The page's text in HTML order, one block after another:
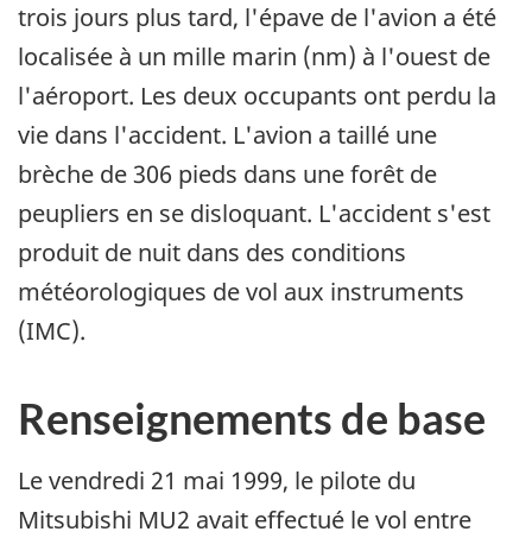
trois jours plus tard, l'épave de l'avion a été
localisée à un mille marin (nm) à l'ouest de
l'aéroport. Les deux occupants ont perdu la
vie dans l'accident. L'avion a taillé une
brèche de 306 pieds dans une forêt de
peupliers en se disloquant. L'accident s'est
produit de nuit dans des conditions
météorologiques de vol aux instruments
(IMC).
Renseignements de base
Le vendredi 21 mai 1999, le pilote du
Mitsubishi MU2 avait effectué le vol entre